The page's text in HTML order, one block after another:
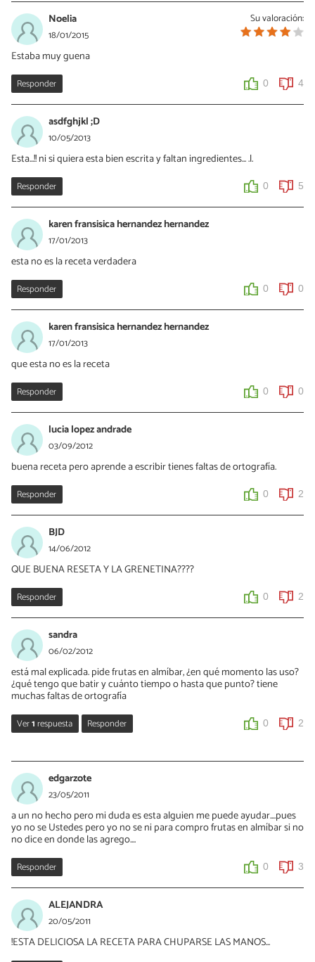
Su valoración:
Noelia
18/01/2015
Estaba muy guena
Responder 0 4
asdfghjkl ;D
10/05/2013
Esta...!! ni si quiera esta bien escrita y faltan ingredientes... .l.
Responder 0 5
karen fransisica hernandez hernandez
17/01/2013
esta no es la receta verdadera
Responder 0 0
karen fransisica hernandez hernandez
17/01/2013
que esta no es la receta
Responder 0 0
lucia lopez andrade
03/09/2012
buena receta pero aprende a escribir tienes faltas de ortografía.
Responder 0 2
BJD
14/06/2012
QUE BUENA RESETA Y LA GRENETINA????
Responder 0 2
sandra
06/02/2012
está mal explicada. pide frutas en almíbar, ¿en qué momento las uso?
¿qué tengo que batir y cuánto tiempo o hasta que punto? tiene
muchas faltas de ortografía
Ver1respuesta Responder 0 2
28/11/2015
Las frutas son para decorar, lo pone al final... pero bueno que no
son imprescindibles...
0 0
edgarzote
23/05/2011
a un no hecho pero mi duda es esta alguien me puede ayudar....pues
yo no se Ustedes pero yo no se ni para compro frutas en almíbar si no
no dice en donde las agrego....
Responder 0 3
ALEJANDRA
20/05/2011
!ESTA DELICIOSA LA RECETA PARA CHUPARSE LAS MANOS...